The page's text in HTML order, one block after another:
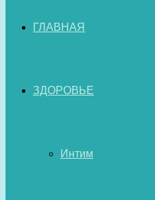
ГЛАВНАЯ
ЗДОРОВЬЕ
Интим